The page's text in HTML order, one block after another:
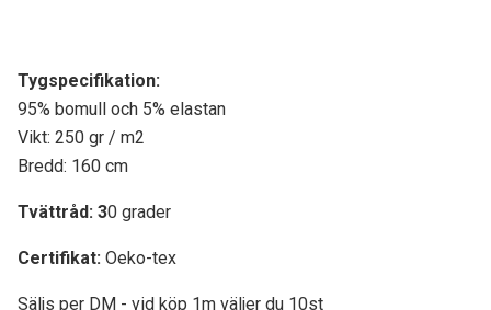
Tygspecifikation:
95% bomull och 5% elastan
Vikt: 250 gr / m2
Bredd: 160 cm
Tvättråd: 30 grader
Certifikat: Oeko-tex
Säljs per DM - vid köp 1m väljer du 10st